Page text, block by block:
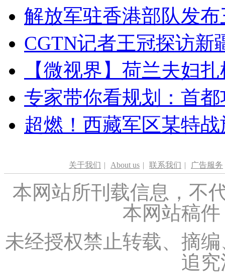
解放军驻香港部队发
CGTN记者王冠探访新
【微视界】荷兰夫妇
专家带你看规划：首
超燃！西藏军区某特
关于我们 | About us | 联系我们 | 广告服务
本网站所刊载信息，不
本网站稿
未经授权禁止转载、摘
追